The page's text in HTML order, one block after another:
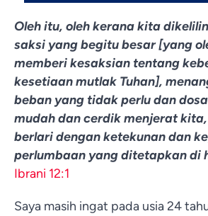
Oleh itu, oleh kerana kita
saksi yang begitu besar [yang
memberi kesaksian tentang
kesetiaan mutlak Tuhan],
beban yang tidak perlu dan
mudah dan cerdik menjerat
berlari dengan ketekunan dan
perlumbaan yang ditetapkan di
Ibrani 12:1
Saya masih ingat pada usia 24